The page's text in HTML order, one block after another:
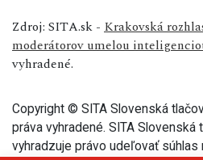
Zdroj: SITA.sk - Krakovská
moderátorov umelou
vyhradené.
Copyright © SITA Slovenská
práva vyhradené. SITA Slovenská
vyhradzuje právo udeľovať súhlas